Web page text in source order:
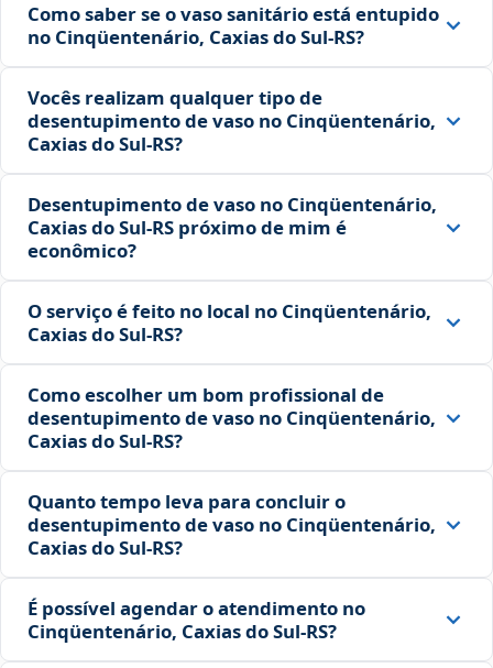
Como saber se o vaso sanitário está entupido
no Cinqüentenário, Caxias do Sul‑RS?
Vocês realizam qualquer tipo de
desentupimento de vaso no Cinqüentenário,
Caxias do Sul‑RS?
Desentupimento de vaso no Cinqüentenário,
Caxias do Sul‑RS próximo de mim é
econômico?
O serviço é feito no local no Cinqüentenário,
Caxias do Sul‑RS?
Como escolher um bom profissional de
desentupimento de vaso no Cinqüentenário,
Caxias do Sul‑RS?
Quanto tempo leva para concluir o
desentupimento de vaso no Cinqüentenário,
Caxias do Sul‑RS?
É possível agendar o atendimento no
Cinqüentenário, Caxias do Sul‑RS?